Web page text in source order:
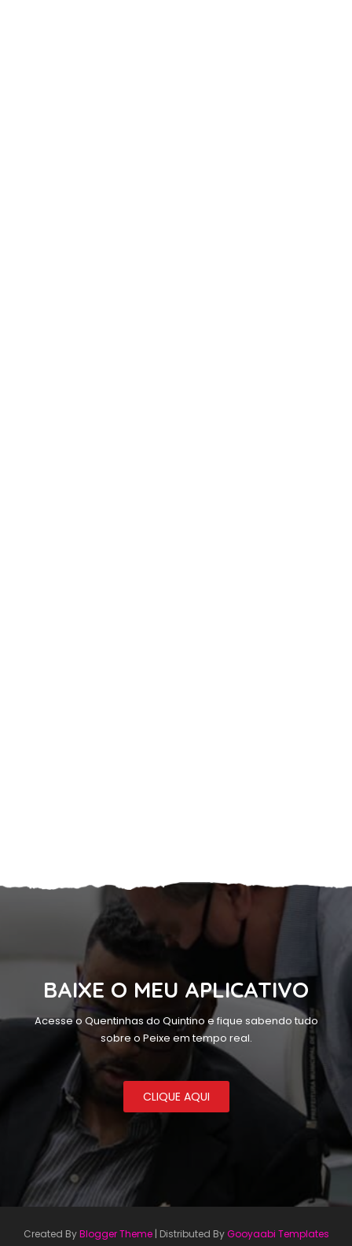
BAIXE O MEU APLICATIVO
Acesse o Quentinhas do Quintino e fique sabendo tudo
sobre o Peixe em tempo real.
CLIQUE AQUI
Created ByBlogger Theme| Distributed ByGooyaabi Templates